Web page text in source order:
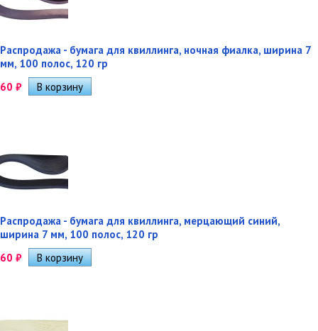
Распродажа - бумага для квиллинга, ночная фиалка, ширина 7
мм, 100 полос, 120 гр
60 ₽
Распродажа - бумага для квиллинга, мерцающий синий,
ширина 7 мм, 100 полос, 120 гр
60 ₽